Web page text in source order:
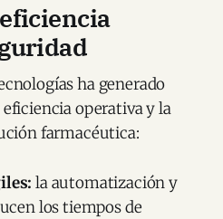
ha generado
operativa y la
farmacéutica:​
la automatización y
los tiempos de